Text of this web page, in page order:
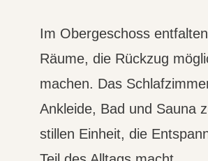
Im Obergeschoss
Räume, die Rückzug
machen. Das
Ankleide, Bad und Sauna
stillen Einheit, die